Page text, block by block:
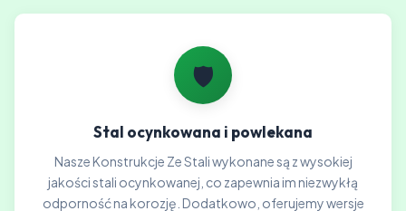
🛡️
Stal ocynkowana i powlekana
Nasze Konstrukcje Ze Stali wykonane są z wysokiej
jakości stali ocynkowanej, co zapewnia im niezwykłą
odporność na korozję. Dodatkowo, oferujemy wersje